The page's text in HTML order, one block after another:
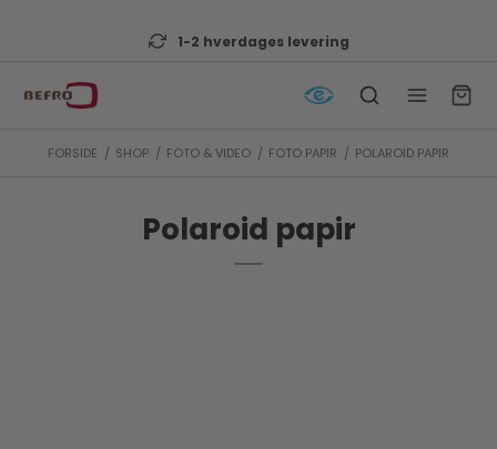
1-2 hverdages levering
FORSIDE / SHOP / FOTO & VIDEO / FOTO PAPIR / POLAROID PAPIR
Polaroid papir